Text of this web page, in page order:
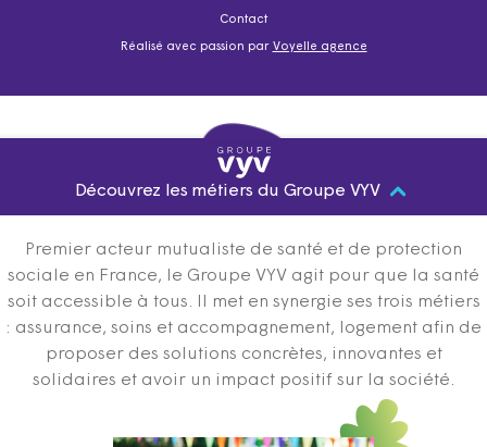
Contact
Réalisé avec passion par Voyelle agence
Découvrez les métiers du Groupe VYV
Premier acteur mutualiste de santé et de protection
sociale en France, le Groupe VYV agit pour que la santé
soit accessible à tous. Il met en synergie ses trois métiers
: assurance, soins et accompagnement, logement afin de
proposer des solutions concrètes, innovantes et
solidaires et avoir un impact positif sur la société.